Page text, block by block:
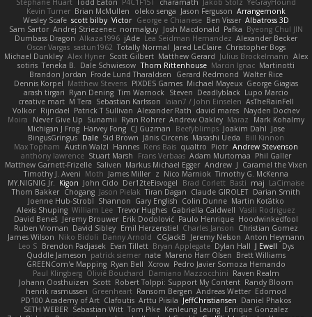
Kevin Turner Brian McMullen oleko senga Jason Ferguson Arrangemonk
Wesley Scafe scott bilby Victor George e Chianese Ben Visser Albatross 3D
Sam Sartor Andrej Striezenec normalguy Josh Macdonald Pafka Byeong Chul JIN
Dumbass Dragon Alkaza1996 jAde Lea Seidman Hernandez Alexander Becker
Oscar Vargas sastun1962 Totally Normal Jared LeClaire Christopher Bogs
Michael Dunkley Alex Hyner Scott Gilbert Matthew Gerard Julius Brockelmann Alex
sotiris Teneka B. Dale Schwiesow Thom Rittenhouse Marcin Ignac Martinotti
Brandon Jordan Frode Lund Tharaldsen Gerard Redmond Walter Rice
Dennis Korpel Matthew Stevens PIXDES Games Michael Mayeux George Giagias
arash tirgari Ryan Dening Tim Warnock Steven Deadlyblack Lupo Marcio
creative mart M Tera Sebastian Karlsson Iaian7 / John Einselen AsTheRainFell
Volkor Rijndael Patrick T Sullivan Alexander Rath david mares Nayden Dochev
Moira
Never Give Up Sunamii Ryan Rohrer Andrew Oakley Maraz
Mark Kohalmy
Michigan J Frog Harvey Fong CJ Guzman Beefyblimps Joakim Dahl Jose
BingusGringus Dale Sid Brown Jānis Circenis Masashi Ueda
Bill Kinnon
Max Topham Austin Walzl Hannes Rens Bais qualtro Piotr Andrew Stevenson
anthony lawrence Stuart Marsh Frans Verbaas Adam Murtomaa Phil Galler
Matthew Garnett-Frizelle Saliven Markus Michael Egger Andrew J Caramel the Vixen
Timothy J. Aveni Moth James Miller z Nico Marniok Timothy G. McKenna
MY.NIGNIG Jr.
Kigon John Cido Der12teEisvogel Brad Corlett Basti maj LaCimaise
Thom Bakker Chogang Jason Pielak Tiran Dagan Claude GIROLET Darian Smith
Joenne Hub-Strobl Shannon Gary English Colin Dunne Martin Koťátko
Alexis Shuping William Lee Trevor Hughes Gabriella Caldwell Vasili Rodriguez
David Beneš Jeremy Brouwer Erik Dodolović Paulo Henrique Hoodwinkedfool
Ruben Vroman David Sibley Emil Herzenstiel Charles Janson Christian Gomez
James Wilson Niko Bidoli Danny Arnold CGJackB Jeremy Nelson Anton Heymann
Leo S Brendon Padjasek Evan Tillett Bryan Applegate Dylan Hall J Ewell
Dys
Quddle Jameson patrick siemer nate Mareno Harr Olsen Brett Williams
GREENCom'e Mapping Ryan Bell Xcrow Pedro Javier Somoza Hernando
Paul Klingberg Olivié Bouchard Damiano Mazzocchini Raven Realm
Johann Oosthuizen Scott Robert Tolppi: Support My Content Randy Bloom
henrik rasmussen Greenheart Ransom Bergen Andreas Wetter Edomod
PD100 Academy of Art Clafoutis Arttu Piisila JeffChristiansen Daniel Phakos
SETH WEBER Sebastian Witt Tom Pike Kenleung Leung Enrique Gonzalez